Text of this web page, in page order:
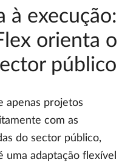
à execução:
orienta o
público
apenas projetos
com as
do sector público,
uma adaptação flexível